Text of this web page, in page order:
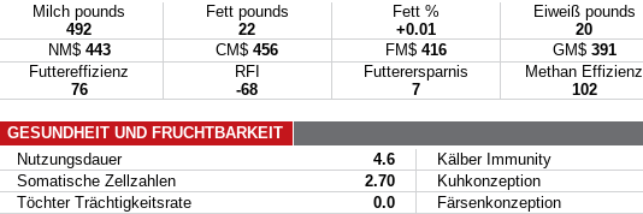
Milch pounds
492
Fett pounds
22
Fett %
+0.01
Eiweiß pounds
20
NM$ 443 CM$ 456 FM$ 416 GM$ 391
Futtereffizienz
76
RFI
-68
Futterersparnis
7
Methan Effizienz
102
GESUNDHEIT UND FRUCHTBARKEIT
Nutzungsdauer
4.6 Kälber Immunity
Somatische Zellzahlen
2.70 Kuhkonzeption
Töchter Trächtigkeitsrate
0.0 Färsenkonzeption